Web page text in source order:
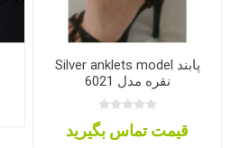
Silver anklets model پابند
نقره مدل 6021
قیمت تماس بگیرید